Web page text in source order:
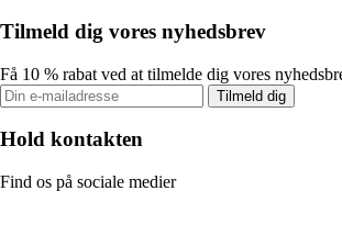
Tilmeld dig vores nyhedsbrev
Få 10 % rabat ved at tilmelde dig vores
Tilmeld dig
Hold kontakten
Find os på sociale medier